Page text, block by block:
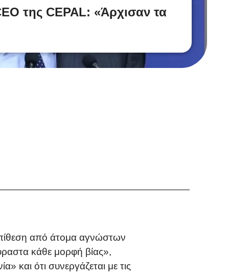
της CEPAL: «Άρχισαν τα
από άτομα αγνώστων
κάθε μορφή βίας»,
και ότι συνεργάζεται με τις